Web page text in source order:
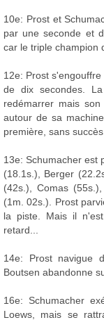
10e: Prost et
par une seconde et
car le triple champion
12e: Prost
de dix secondes.
redémarrer mais
autour de sa
première, sans
13e: Schumacher est
(18.1s.), Berger
(42s.), Comas
(1m. 02s.). Prost
la piste. Mais il
retard...
14e: Prost navigue
Boutsen abandonne
16e: Schumacher
Loews, mais se